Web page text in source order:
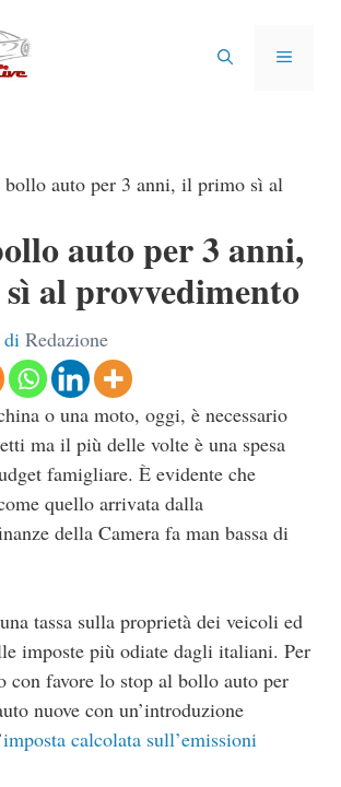
MENU
bollo auto per 3 anni, il primo sì al
auto per 3 anni,
al provvedimento
di Redazione
o una moto, oggi, è necessario
ma il più delle volte è una spesa
famigliare. È evidente che
quello arrivata dalla
della Camera fa man bassa di
tassa sulla proprietà dei veicoli ed
imposte più odiate dagli italiani. Per
con favore lo stop al bollo auto per
nuove con un’introduzione
imposta calcolata sull’emissioni